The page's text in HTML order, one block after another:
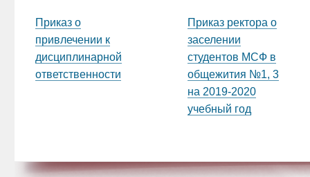
Приказ о
привлечении к
дисциплинарной
ответственности
Приказ ректора о
заселении
студентов МСФ в
общежития №1, 3
на 2019-2020
учебный год